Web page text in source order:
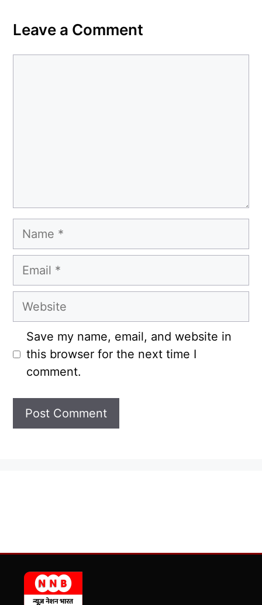
Leave a Comment
Name
Email
Website
Save my name, email, and website in
this browser for the next time I
comment.